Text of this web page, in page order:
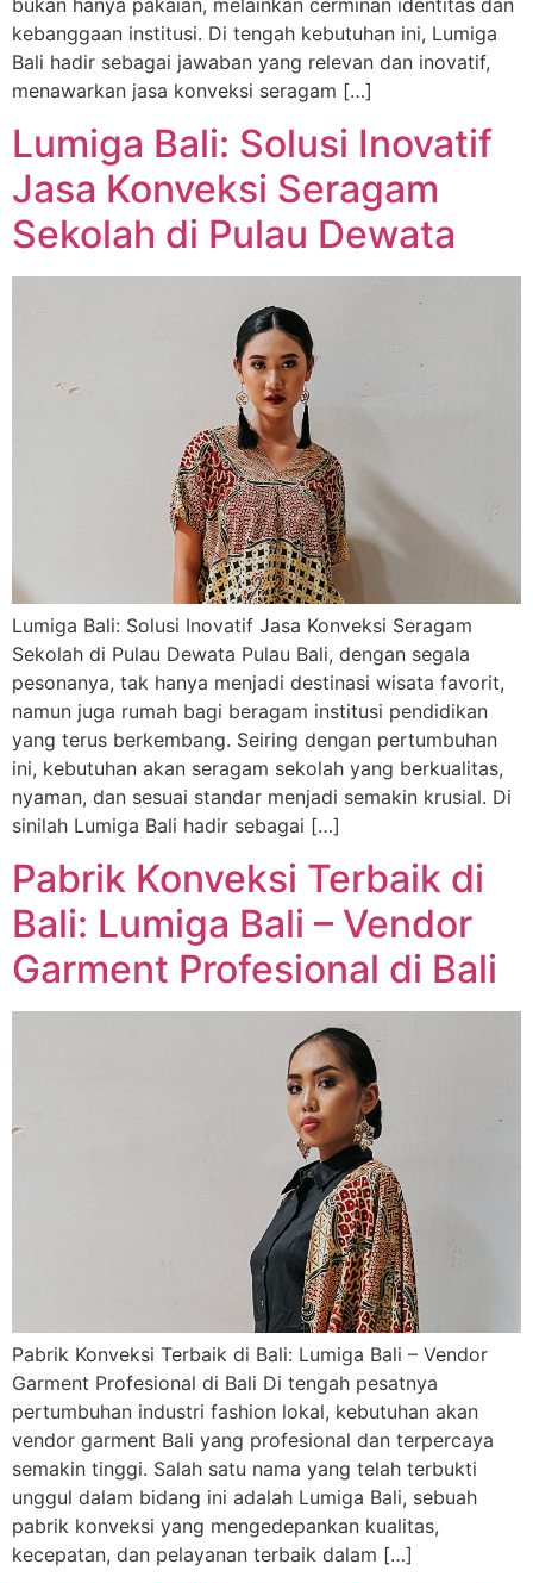
kebanggaan institusi. Di tengah kebutuhan ini, Lumiga
Bali hadir sebagai jawaban yang relevan dan inovatif,
menawarkan jasa konveksi seragam […]
Lumiga Bali: Solusi Inovatif
Jasa Konveksi Seragam
Sekolah di Pulau Dewata
Lumiga Bali: Solusi Inovatif Jasa Konveksi Seragam
Sekolah di Pulau Dewata Pulau Bali, dengan segala
pesonanya, tak hanya menjadi destinasi wisata favorit,
namun juga rumah bagi beragam institusi pendidikan
yang terus berkembang. Seiring dengan pertumbuhan
ini, kebutuhan akan seragam sekolah yang berkualitas,
nyaman, dan sesuai standar menjadi semakin krusial. Di
sinilah Lumiga Bali hadir sebagai […]
Pabrik Konveksi Terbaik di
Bali: Lumiga Bali – Vendor
Garment Profesional di Bali
Pabrik Konveksi Terbaik di Bali: Lumiga Bali – Vendor
Garment Profesional di Bali Di tengah pesatnya
pertumbuhan industri fashion lokal, kebutuhan akan
vendor garment Bali yang profesional dan terpercaya
semakin tinggi. Salah satu nama yang telah terbukti
unggul dalam bidang ini adalah Lumiga Bali, sebuah
pabrik konveksi yang mengedepankan kualitas,
kecepatan, dan pelayanan terbaik dalam […]